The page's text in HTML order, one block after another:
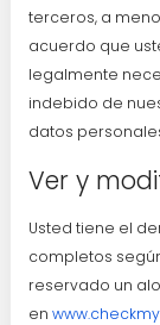
terceros, a
acuerdo que
legalmente
indebido de
datos
Ver y
Usted tiene el
completos
reservado un
en